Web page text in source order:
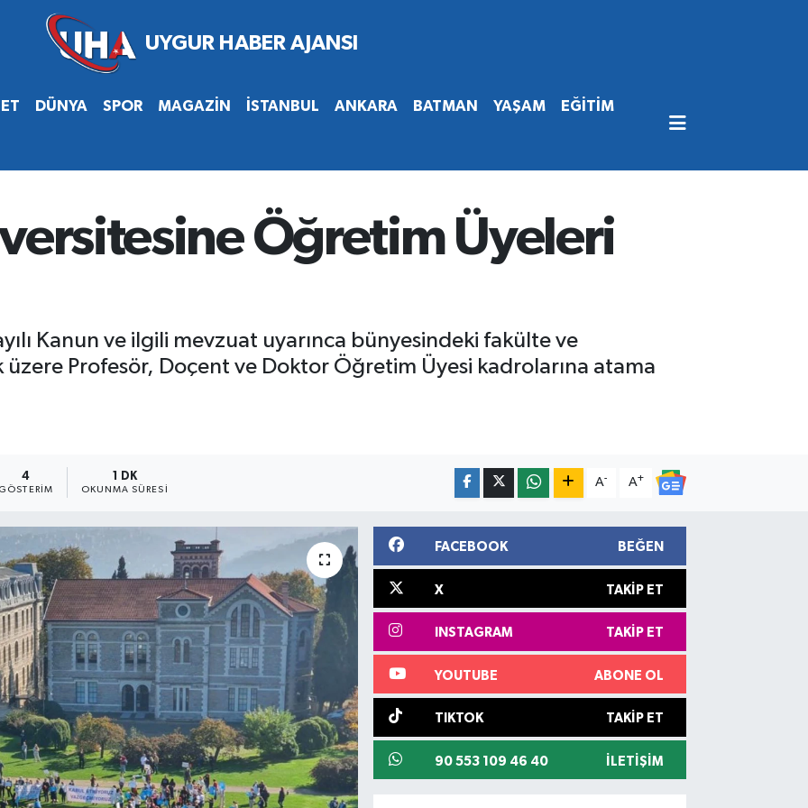
DÜNYA SPOR MAGAZİN İSTANBUL ANKARA BATMAN YAŞAM EĞİTİM
Öğretim Üyeleri
Kanun ve ilgili mevzuat uyarınca bünyesindeki fakülte ve
Profesör, Doçent ve Doktor Öğretim Üyesi kadrolarına atama
4
GÖSTERIM
1 DK
OKUNMA SÜRESI
A- A+
FACEBOOK BEĞEN
X TAKIP ET
INSTAGRAM TAKIP ET
YOUTUBE ABONE OL
TIKTOK TAKIP ET
90 553 109 46 40 İLETIŞIM